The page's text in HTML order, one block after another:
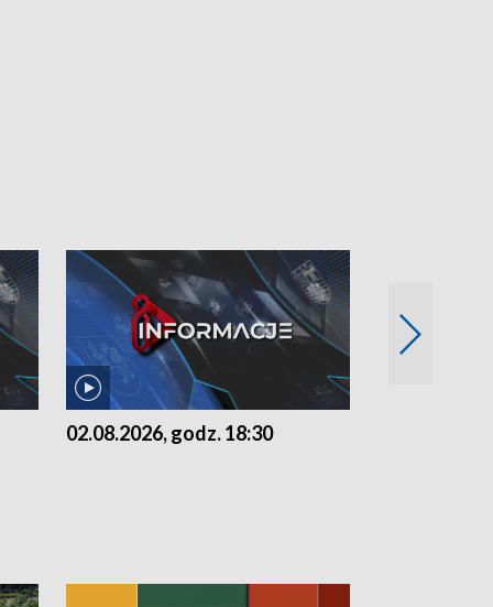
02.08.2026, godz. 18:30